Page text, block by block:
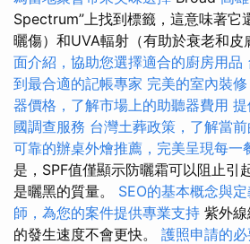
Spectrum”上找到標籤，這意味著它
曬傷）和UVA輻射（有助於衰老和皮
面介紹，協助您選擇適合的廚房用品
到最合適的記帳專家 完美的室內裝
器價格，了解市場上的助聽器費用
國調查服務 台灣土葬政策，了解當
可靠的辦桌外燴推薦，完美呈現每一
是，SPF值僅顯示防曬霜可以阻止引
是曬黑的質量。 SEO的基本概念與
師，為您的案件提供專業支持 紫外
的發生速度不會更快。 護照申請的